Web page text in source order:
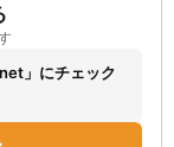
」にチェック